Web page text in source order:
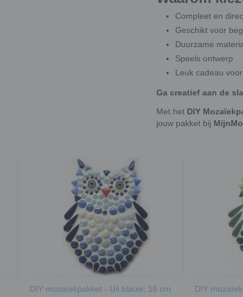
Compleet en
Geschikt voor
Duurzame
Speels ontwerp
Leuk cadeau
Ga creatief aan de
Met het DIY
jouw pakket bij
DIY mozaïekpakket - Uil blauw; 16 cm DIY